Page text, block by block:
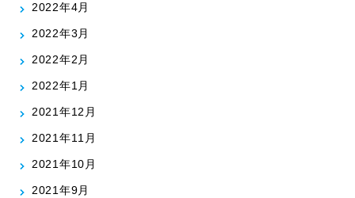
2022年4月
2022年3月
2022年2月
2022年1月
2021年12月
2021年11月
2021年10月
2021年9月